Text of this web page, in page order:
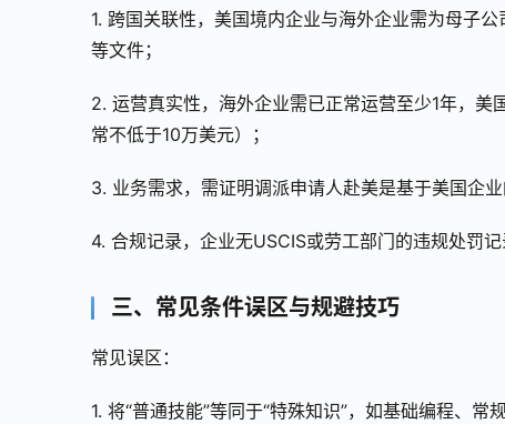
1. 跨国关联性，美国境内企业与海外企业需为母子
等文件；
2. 运营真实性，海外企业需已正常运营至少1年，
常不低于10万美元）；
3. 业务需求，需证明调派申请人赴美是基于美国企
4. 合规记录，企业无USCIS或劳工部门的违规处罚记
三、常见条件误区与规避技巧
常见误区：
1. 将“普通技能”等同于“特殊知识”，如基础编程、常